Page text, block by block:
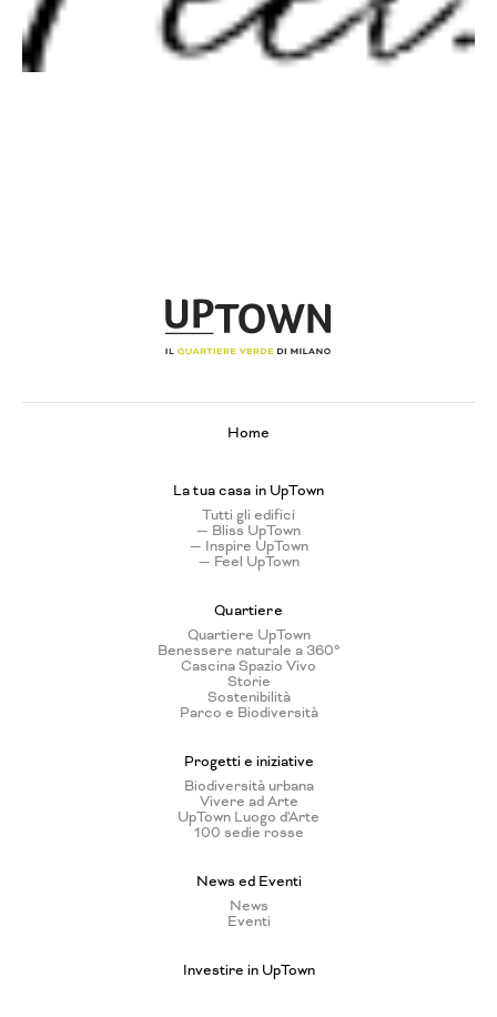
Home
La tua casa in UpTown
Tutti gli edifici
— Bliss UpTown
— Inspire UpTown
— Feel UpTown
Quartiere
Quartiere UpTown
Benessere naturale a 360°
Cascina Spazio Vivo
Storie
Sostenibilità
Parco e Biodiversità
Progetti e iniziative
Biodiversità urbana
Vivere ad Arte
UpTown Luogo d'Arte
100 sedie rosse
News ed Eventi
News
Eventi
Investire in UpTown